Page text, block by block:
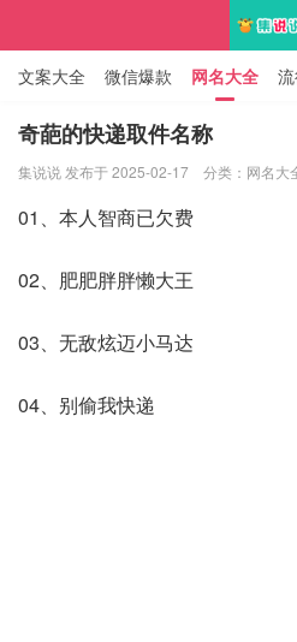
文案大全 微信爆款 网名大全
知识大全
奇葩的快递取件名称
集说说 发布于 2025-02-17 分类： 网名大
01、本人智商已欠费
02、肥肥胖胖懒大王
03、无敌炫迈小马达
04、别偷我快递